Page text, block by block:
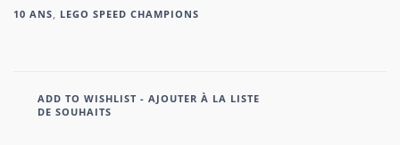
10 ANS
LEGO SPEED CHAMPIONS
ADD TO WISHLIST - AJOUTER À LA LISTE
DE SOUHAITS